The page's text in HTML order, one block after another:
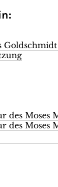
des Moses
des Moses